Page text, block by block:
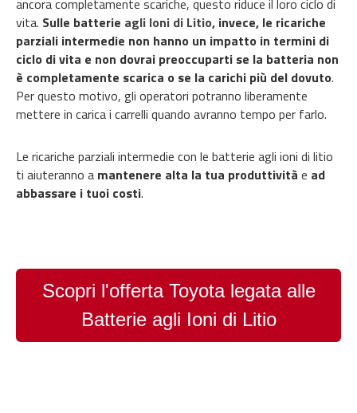
vita. Sulle batterie agli Ioni di Litio, invece, le ricariche
parziali intermedie non hanno un impatto in termini di
ciclo di vita e non dovrai preoccuparti se la batteria non
è completamente scarica o se la carichi più del dovuto.
Per questo motivo, gli operatori potranno liberamente
mettere in carica i carrelli quando avranno tempo per farlo.
Le ricariche parziali intermedie con le batterie agli ioni di litio
ti aiuteranno a mantenere alta la tua produttività e ad
abbassare i tuoi costi.
Scopri l'offerta Toyota legata alle
Batterie agli Ioni di Litio